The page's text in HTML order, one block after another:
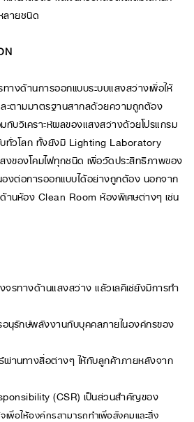
ายชนิด
างด้านการออกแบบระบบแสงสว่างเพื่อให้
ะตามมาตรฐานสากลด้วยความถูกต้อง
บวิเคราะห์ผลของแสงสว่างด้วยโปรแกรม
ทั่วโลก ทั้งยังมี Lighting Laboratory
ของโคมไฟทุกชนิด เพื่อวัดประสิทธิภาพของ
ต่อการออกแบบได้อย่างถูกต้อง นอกจาก
านห้อง Clean Room ห้องพิเศษต่างๆ เช่น
รทางด้านแสงสว่าง แล้วเลคิเซ่ยังมีการทำ
อนุรักษ์พลังงานกับบุคคลภายในองค์กรของ
านทางสื่อต่างๆ ให้กับลูกค้าภายหลังจาก
(CSR) เป็นส่วนสำคัญของ
เพื่อให้องค์กรสามารถทำเพื่อสังคมและสิ่ง